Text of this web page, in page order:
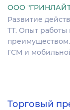
ООО
Развитие
ТТ. Опыт работы
ГСМ и
Торговый